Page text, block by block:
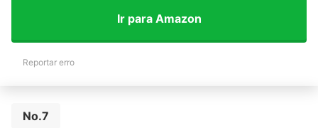
Ir para Amazon
Reportar erro
No.7